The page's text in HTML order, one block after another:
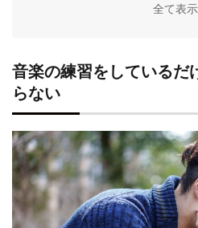
ライティングスキルをつけ
全て表示
音楽の練習をしているだ
らない